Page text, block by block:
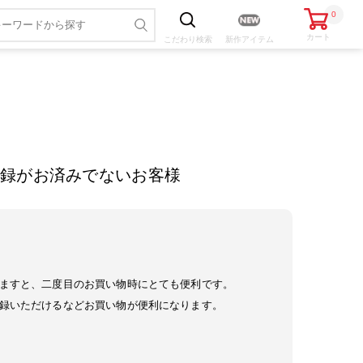
こだわり 検索 新作アイテム
0
カート
がお済みでないお客様
すと、二度目のお買い物時にとても便利です。
いただけるなどお買い物が便利になります。